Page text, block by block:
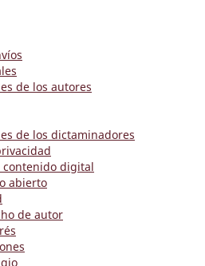
de los autores
de los dictaminadores
contenido digital
abierto
de autor